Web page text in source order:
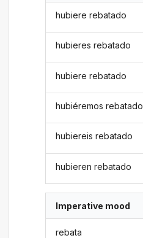
hubiere rebatado
hubieres rebatado
hubiere rebatado
hubiéremos rebatado
hubiereis rebatado
hubieren rebatado
Imperative mood
rebata